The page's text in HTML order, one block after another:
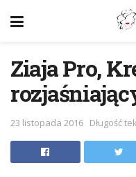
Ziaja Pro,
23 listopada 2016 Długość